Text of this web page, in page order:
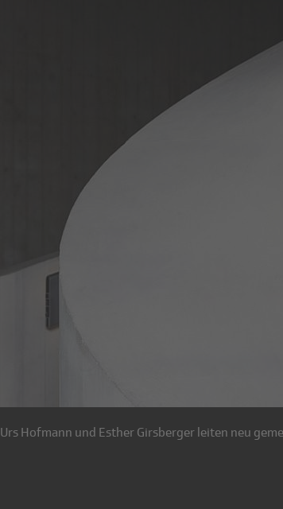
Urs Hofmann und Esther Girsberger leiten neu